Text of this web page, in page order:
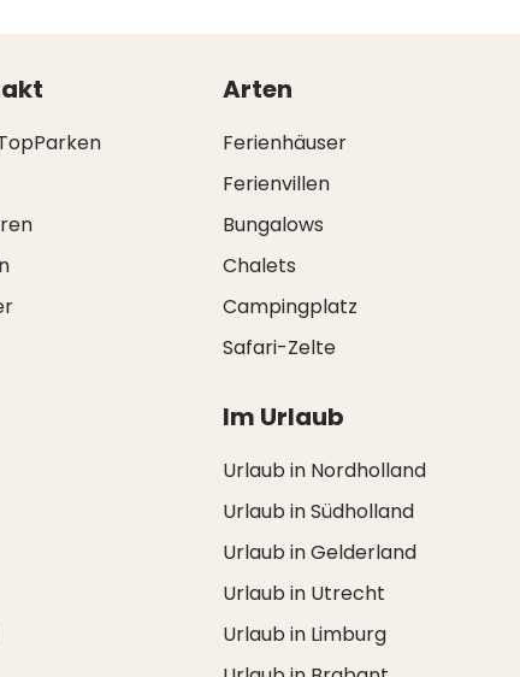
Arten
Ferienhäuser
Ferienvillen
Bungalows
Chalets
Campingplatz
Safari-Zelte
Im Urlaub
Urlaub in Nordholland
Urlaub in Südholland
Urlaub in Gelderland
Urlaub in Utrecht
Urlaub in Limburg